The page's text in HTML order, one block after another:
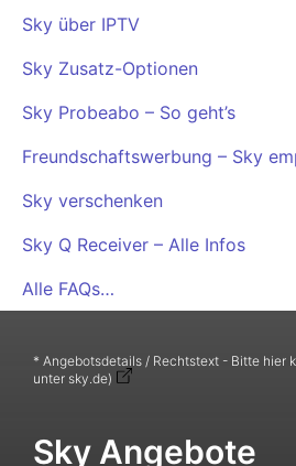
Sky über IPTV
Sky Zusatz-Optionen
Sky Probeabo – So geht’s
Freundschaftswerbung – Sky
Sky verschenken
Sky Q Receiver – Alle Infos
Alle FAQs…
* Angebotsdetails / Rechtstext - Bitte hier
unter sky.de)
Sky Angebote